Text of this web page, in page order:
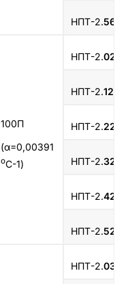
НПТ-2.56
100П
(α=0,00391
оС-1)
НПТ-2.02
НПТ-2.12
НПТ-2.22
НПТ-2.32
НПТ-2.42
НПТ-2.52
НПТ-2.03